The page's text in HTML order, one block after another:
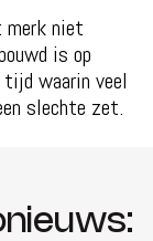
merk niet
is op
waarin veel
slechte zet.